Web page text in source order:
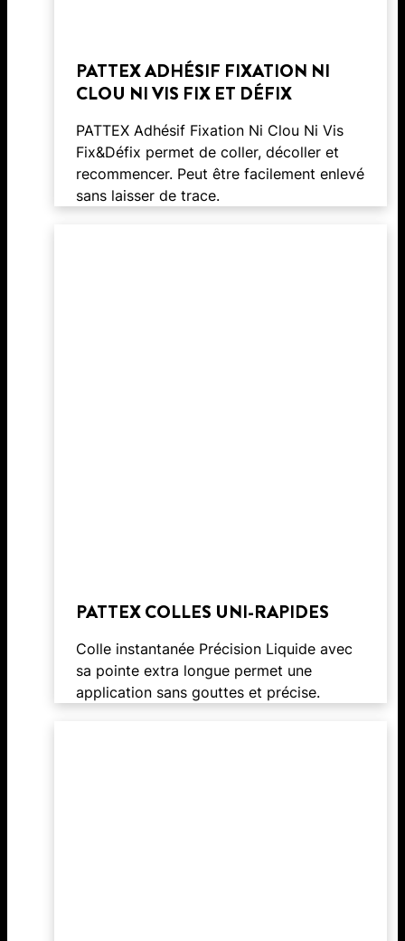
PATTEX ADHÉSIF FIXATION NI
CLOU NI VIS FIX ET DÉFIX
PATTEX Adhésif Fixation Ni Clou Ni Vis
Fix&Défix permet de coller, décoller et
recommencer. Peut être facilement enlevé
sans laisser de trace.
PATTEX COLLES UNI-RAPIDES
Colle instantanée Précision Liquide avec
sa pointe extra longue permet une
application sans gouttes et précise.